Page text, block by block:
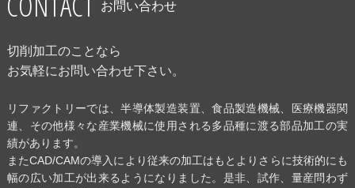
お問い合わせ
切削加工のことなら
お気軽にお問い合わせ下さい。
リファクトリーでは、半導体製造装置、食品製造機械、医療機器関
連、その他様々な産業機械に使用される多品種に渡る部品加工の実
績があります。
またCAD/CAMの導入により従来の加工はもとよりさらに技術的にも
幅の広い加工が出来るようになりました。是非、試作、量産問わず